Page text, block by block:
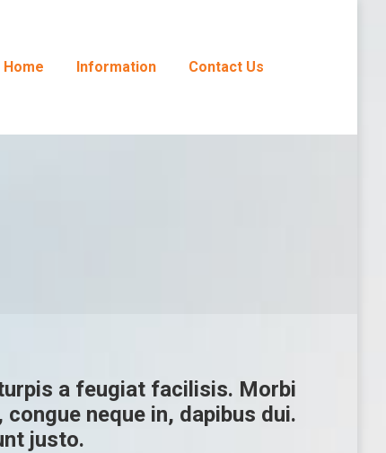
Home Information Contact Us
a feugiat facilisis. Morbi
neque in, dapibus dui.
justo.